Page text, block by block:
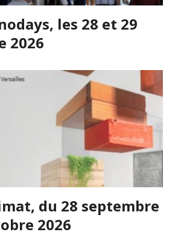
les 28 et 29
2026
du 28 septembre
2026